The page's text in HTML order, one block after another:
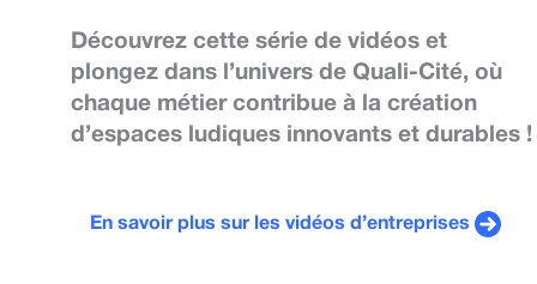
Découvrez cette série de vidéos et
plongez dans l’univers de Quali-Cité, où
chaque métier contribue à la création
d’espaces ludiques innovants et durables !
En savoir plus sur les vidéos d’entreprises